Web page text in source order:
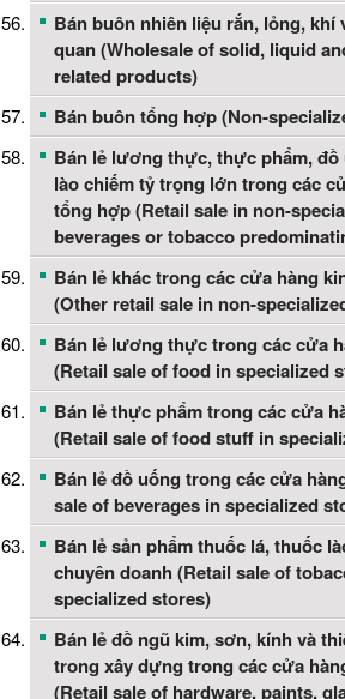
Bán buôn nhiên liệu rắn, lỏng, khí
quan (Wholesale of solid, liquid
related products)
Bán buôn tổng hợp (Non-
Bán lẻ lương thực, thực phẩm,
lào chiếm tỷ trọng lớn trong các
tổng hợp (Retail sale in non-
beverages or tobacco
Bán lẻ khác trong các cửa hàng
(Other retail sale in non-
Bán lẻ lương thực trong các cửa
(Retail sale of food in specialized
Bán lẻ thực phẩm trong các cửa
(Retail sale of food stuff in
Bán lẻ đồ uống trong các cửa
sale of beverages in specialized
Bán lẻ sản phẩm thuốc lá, thuốc
chuyên doanh (Retail sale of
specialized stores)
Bán lẻ đồ ngũ kim, sơn, kính và
trong xây dựng trong các cửa
(Retail sale of hardware, paints,